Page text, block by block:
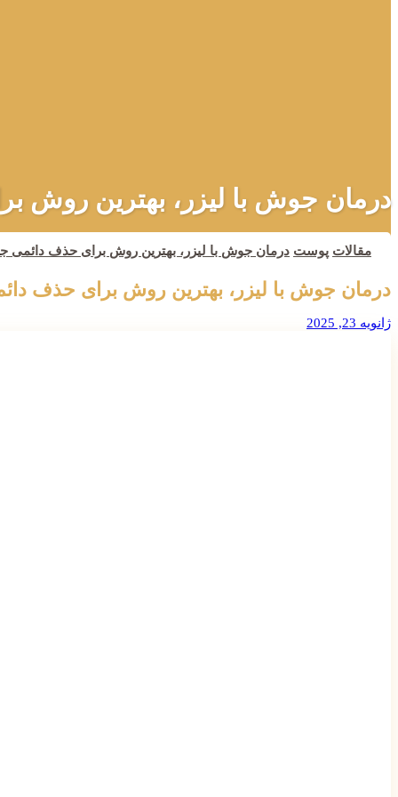
درمان جوش با لیزر، بهترین روش
مقالات پوست درمان جوش با لیزر، بهترین روش برای حذف دائمی
درمان جوش با لیزر، بهترین روش برای حذف
ژانویه 23, 2025